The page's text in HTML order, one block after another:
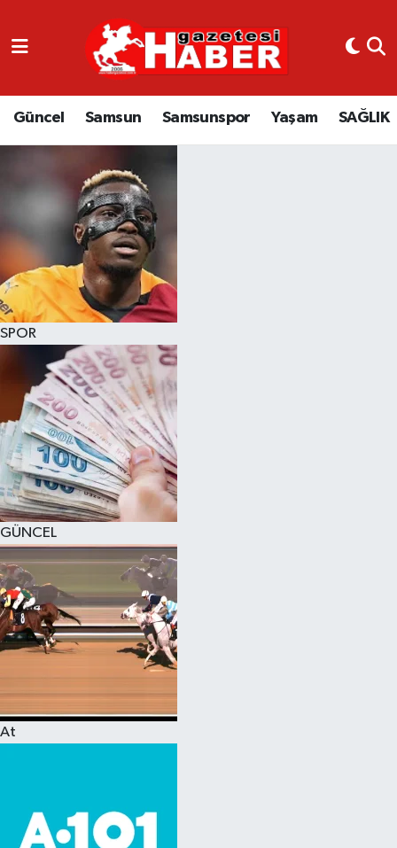
Güncel Samsun Samsunspor Yaşam SAĞLIK
SPOR
GÜNCEL
At
GÜNCEL
SAMSUN
EKONOMİ
YAŞAM